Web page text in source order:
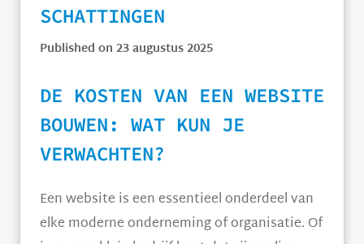
SCHATTINGEN
Published on 23 augustus 2025
DE KOSTEN VAN EEN WEBSITE
BOUWEN: WAT KUN JE
VERWACHTEN?
Een website is een essentieel onderdeel van
elke moderne onderneming of organisatie. Of